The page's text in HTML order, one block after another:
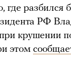
разбился
РФ
крушении
этом